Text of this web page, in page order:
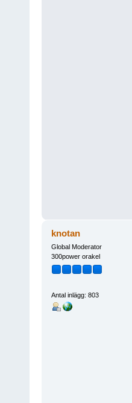
knotan
Global Moderator
300power orakel
Antal inlägg: 803